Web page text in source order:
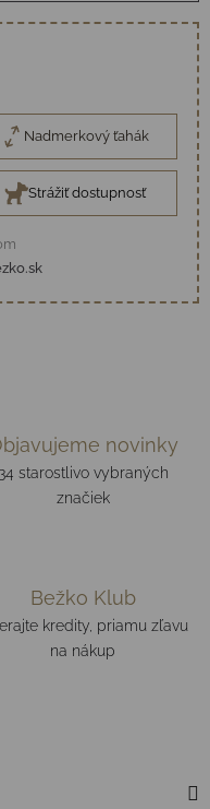
Nadmerkový ťahák
Strážiť dostupnosť
novinky
34 starostlivo vybraných
značiek
Bežko Klub
kredity, priamu zľavu
na nákup